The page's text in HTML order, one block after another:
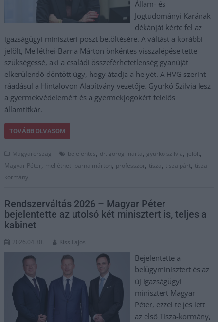
Állam- és
Jogtudományi Karának
dékánját kérte fel az
igazságügyi miniszteri poszt betöltésére. A váltást a korábbi
jelölt, Melléthei-Barna Márton önkéntes visszalépése tette
szükségessé, aki a családi összeférhetetlenség gyanúját
elkerülendő döntött úgy, hogy átadja a helyét. A HVG szerint
ráadásul a Hintalovon Alapítvány vezetője, Gyurkó Szilvia lesz
a gyermekvédelemért és a gyermekjogokért felelős
államtitkár.
TOVÁBB OLVASOM
Magyarország bejelentés, dr. görög márta, gyurkó szilvia, jelölt,
Magyar Péter, mellétheti-barna márton, professzor, tisza, tisza párt, tisza-
kormány
Rendszerváltás 2026 – Magyar Péter
bejelentette az utolsó két minisztert is, teljes a
kabinet
2026.04.30. Kiss Lajos
Bejelentette a
belügyminisztert és az
új igazságügyi
minisztert Magyar
Péter, ezzel teljes lett
az első Tisza-kormány,